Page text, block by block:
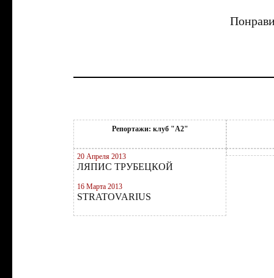
Репортажи: клуб "A2"
20 Апреля 2013
ЛЯПИС ТРУБЕЦКОЙ
16 Марта 2013
STRATOVARIUS